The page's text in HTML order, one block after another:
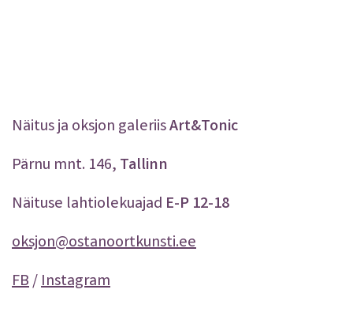
Näitus ja oksjon galeriisArt&Tonic
Pärnu mnt. 146, Tallinn
Näituse lahtiolekuajad E-P 12-18
oksjon@ostanoortkunsti.ee
FB/Instagram